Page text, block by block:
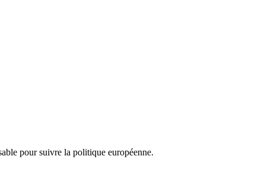
pour suivre la politique européenne.